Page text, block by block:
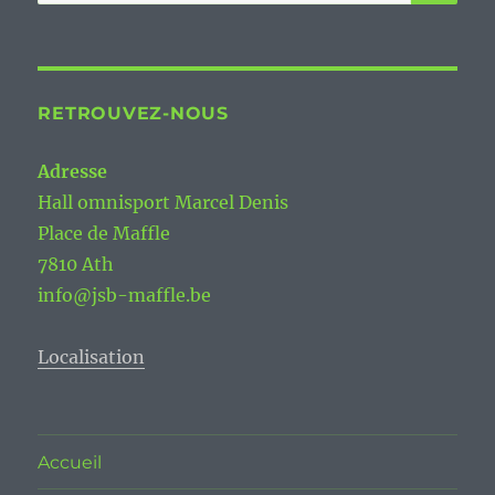
RETROUVEZ-NOUS
Adresse
Hall omnisport Marcel Denis
Place de Maffle
7810 Ath
info@jsb-maffle.be
Localisation
Accueil